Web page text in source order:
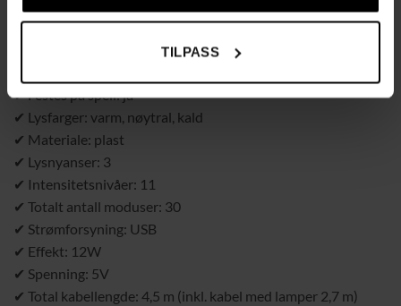
TILPASS
festlige anledninger.
✔ Festes på speil: ja
✔ Lysfarger: varm, nøytral, kald
✔ Materiale: plast
✔ Lysnyanser: 3
✔ Intensitetsnivåer: 11
✔ Totalt antall moduser: 30
✔ Strømforsyning: USB
✔ Effekt: 12W
✔ Spenning: 5V
✔ Total kabellengde: 4,5 m (inkl. kabel med lamper 2,7 m)